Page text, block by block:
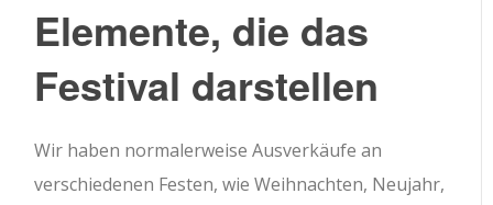
Elemente, die das
Festival darstellen
Wir haben normalerweise Ausverkäufe an
verschiedenen Festen, wie Weihnachten, Neujahr,